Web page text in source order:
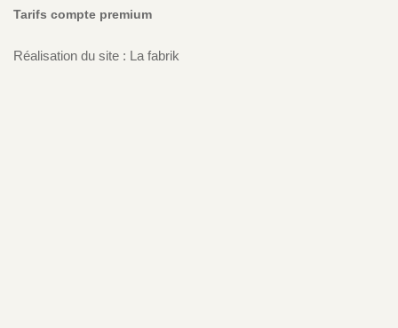
Tarifs compte premium
Réalisation du site : La fabrik